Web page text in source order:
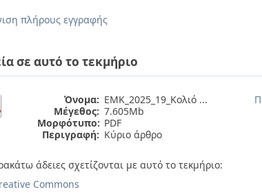
πλήρους εγγραφής
σε αυτό το τεκμήριο
Όνομα: ΕΜΚ_2025_19_Κολιό ...
Μέγεθος: 7.605Mb
Μορφότυπο: PDF
Περιγραφή: Κύριο άρθρο
άδειες σχετίζονται με αυτό το τεκμήριο:
Commons